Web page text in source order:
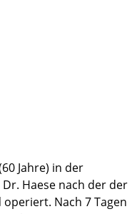
Tag kleiner wird.
an das gesamte
meiner Frau
in der Martini-
Klinik in den
Herr Dr.
ausgestrahlt, dass
Können erfasst hat.
Genesung
die Klinik am 4.Tag
Jahre) in der
Haese nach der der
Nach 7 Tagen